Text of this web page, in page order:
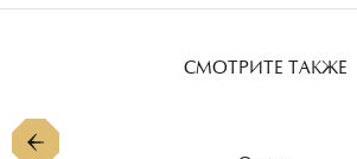
СМОТРИТЕ ТАКЖЕ